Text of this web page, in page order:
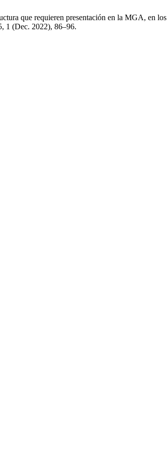
que requieren presentación en la MGA, en
1 (Dec. 2022), 86–96.